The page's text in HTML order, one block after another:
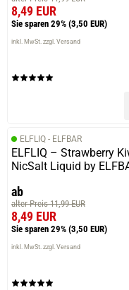
verifizierter
Die Bewertung
verifizierter
Die Bewertung
13.01.2024 — via
An für sich ein gutes
8,49 EUR
Sie sparen 29% (3,50 EUR)
inkl. MwSt. zzgl. Versand
ELFLIQ - ELFBAR
ELFLIQ – Strawberry
NicSalt Liquid by
ab
alter Preis 11,99 EUR
8,49 EUR
Sie sparen 29% (3,50 EUR)
inkl. MwSt. zzgl. Versand